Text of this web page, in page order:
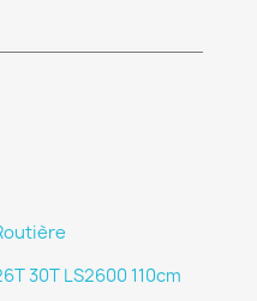
30T LS2600 110cm